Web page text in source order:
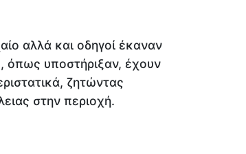
αλλά και οδηγοί έκαναν
όπως υποστήριξαν, έχουν
ζητώντας
στην περιοχή.